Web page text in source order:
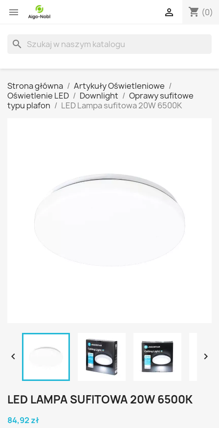
 shopping_cart (0)

search
Strona główna
Artykuły Oświetleniowe
Oświetlenie LED
Downlight
Oprawy sufitowe
typu plafon
LED Lampa sufitowa 20W 6500K
 
LED LAMPA SUFITOWA 20W 6500K
84,92 zł